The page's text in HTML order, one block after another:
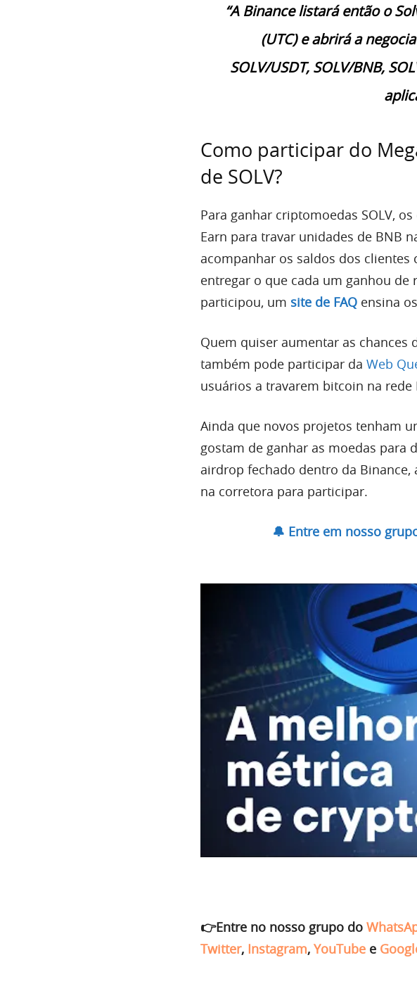
“A Binance listará então o
(UTC) e abrirá a
SOLV/USDT, SOLV/BNB,
Como participar do
de SOLV?
Para ganhar criptomoedas SOLV,
Earn para travar unidades de BNB
acompanhar os saldos dos clientes
entregar o que cada um ganhou de
participou, um site de FAQ ensina
Quem quiser aumentar as
também pode participar da Web
usuários a travarem bitcoin na rede
Ainda que novos projetos tenham
gostam de ganhar as moedas para
airdrop fechado dentro da Binance,
na corretora para participar.
🔔 Entre em nosso
👉Entre no nosso grupo do
Twitter, Instagram, YouTube e